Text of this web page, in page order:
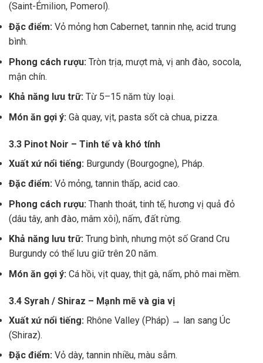
(Saint-Émilion, Pomerol).
Đặc điểm: Vỏ mỏng hơn Cabernet, tannin nhẹ, acid trung
bình.
Phong cách rượu: Tròn trịa, mượt mà, vị anh đào, socola,
mận chín.
Khả năng lưu trữ: Từ 5–15 năm tùy loại.
Món ăn gợi ý: Gà quay, vịt, pasta sốt cà chua, pizza.
3.3 Pinot Noir – Tinh tế và khó tính
Xuất xứ nổi tiếng: Burgundy (Bourgogne), Pháp.
Đặc điểm: Vỏ mỏng, tannin thấp, acid cao.
Phong cách rượu: Thanh thoát, tinh tế, hương vị quả đỏ
(dâu tây, anh đào, mâm xôi), nấm, đất rừng.
Khả năng lưu trữ: Trung bình, nhưng một số Grand Cru
Burgundy có thể lưu giữ trên 20 năm.
Món ăn gợi ý: Cá hồi, vịt quay, thịt gà, nấm, phô mai mềm.
3.4 Syrah / Shiraz – Mạnh mẽ và gia vị
Xuất xứ nổi tiếng: Rhône Valley (Pháp) → lan sang Úc
(Shiraz).
Đặc điểm: Vỏ dày, tannin nhiều, màu sẫm.